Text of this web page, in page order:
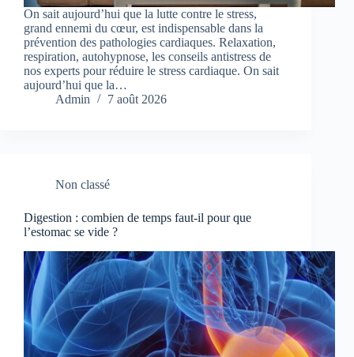
On sait aujourd’hui que la lutte contre le stress,
grand ennemi du cœur, est indispensable dans la
prévention des pathologies cardiaques. Relaxation,
respiration, autohypnose, les conseils antistress de
nos experts pour réduire le stress cardiaque. On sait
aujourd’hui que la…
Admin
7 août 2026
Non classé
Digestion : combien de temps faut-il pour que
l’estomac se vide ?